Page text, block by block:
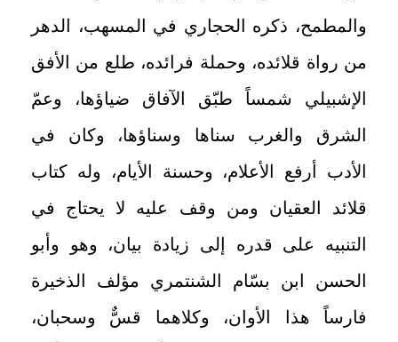
والمطمح، ذكره الحجاري في المسهب، الدهر
من رواة قلائده، وحملة فرائده، طلع من الأفق
الإشبيلي شمساً طبّق الآفاق ضياؤها، وعمّ
الشرق والغرب سناها وسناؤها، وكان في
الأدب أرفع الأعلام، وحسنة الأيام، وله كتاب
قلائد العقيان ومن وقف عليه لا يحتاج في
التنبيه على قدره إلى زيادة بيان، وهو وأبو
الحسن ابن بسّام الشنتمري مؤلف الذخيرة
فارساً هذا الأوان، وكلاهما قسٌّ وسحبان،